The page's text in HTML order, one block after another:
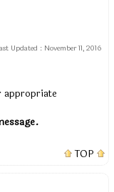
Updated : November 11, 2016
appropriate
TOP